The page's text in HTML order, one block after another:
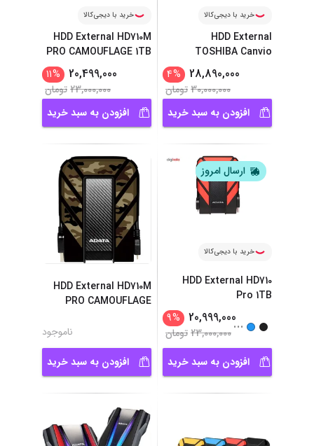
خرید با دیجی‌کالا
HDD External
TOSHIBA Canvio
28,890,000
%
4
30,000,000تومان
افزودن به سبد خرید
خرید با دیجی‌کالا
HDD External HD710M
PRO CAMOUFLAGE 1TB
20,499,000
%
11
23,000,000تومان
افزودن به سبد خرید
ارسال امروز
خرید با دیجی‌کالا
HDD External HD710
Pro 1TB
...
20,999,000
%
9
23,000,000تومان
افزودن به سبد خرید
HDD External HD710M
PRO CAMOUFLAGE
ناموجود
افزودن به سبد خرید